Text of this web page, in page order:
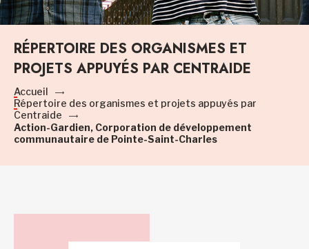
RÉPERTOIRE DES ORGANISMES ET
PROJETS APPUYÉS PAR CENTRAIDE
Accueil
Répertoire des organismes et projets appuyés par
Centraide
Action-Gardien, Corporation de développement
communautaire de Pointe-Saint-Charles